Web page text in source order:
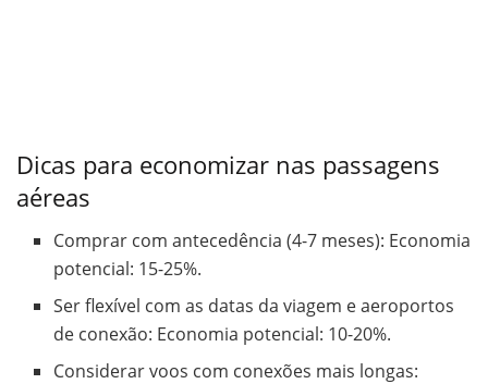
Dicas para economizar nas passagens
aéreas
Comprar com antecedência (4-7 meses): Economia
potencial: 15-25%.
Ser flexível com as datas da viagem e aeroportos
de conexão: Economia potencial: 10-20%.
Considerar voos com conexões mais longas: